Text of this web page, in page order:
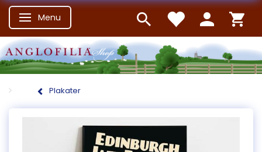
Skifte navigation
Menu
Plakater